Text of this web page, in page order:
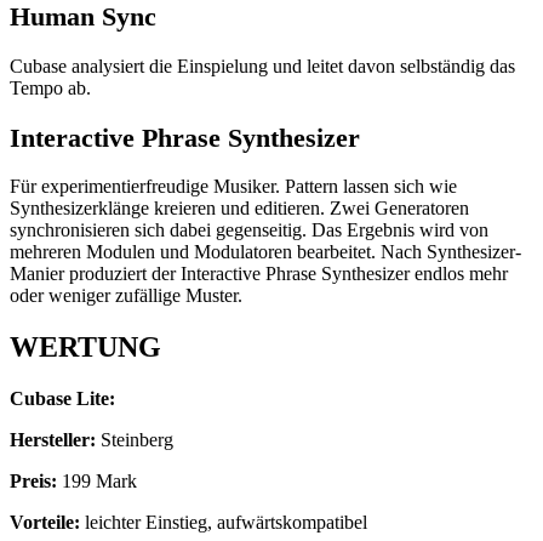
Human Sync
Cubase analysiert die Einspielung und leitet davon selbständig das
Tempo ab.
Interactive Phrase Synthesizer
Für experimentierfreudige Musiker. Pattern lassen sich wie
Synthesizerklänge kreieren und editieren. Zwei Generatoren
synchronisieren sich dabei gegenseitig. Das Ergebnis wird von
mehreren Modulen und Modulatoren bearbeitet. Nach Synthesizer-
Manier produziert der Interactive Phrase Synthesizer endlos mehr
oder weniger zufällige Muster.
WERTUNG
Cubase Lite:
Hersteller: Steinberg
Preis: 199 Mark
Vorteile: leichter Einstieg, aufwärtskompatibel